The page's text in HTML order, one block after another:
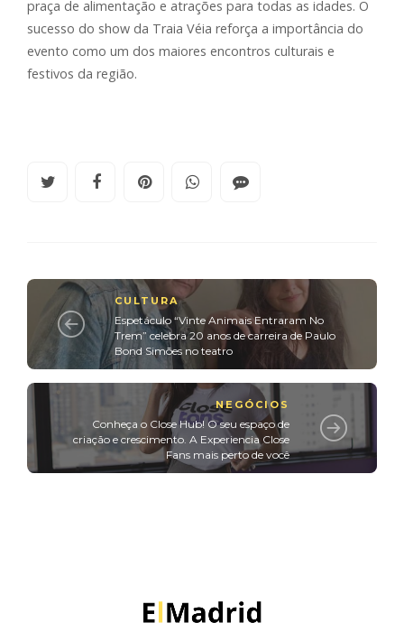
praça de alimentação e atrações para todas as idades. O
sucesso do show da Traia Véia reforça a importância do
evento como um dos maiores encontros culturais e
festivos da região.
CULTURA
Espetáculo “Vinte Animais Entraram No
Trem” celebra 20 anos de carreira de Paulo
Bond Simões no teatro
NEGÓCIOS
Conheça o Close Hub! O seu espaço de
criação e crescimento. A Experiencia Close
Fans mais perto de você